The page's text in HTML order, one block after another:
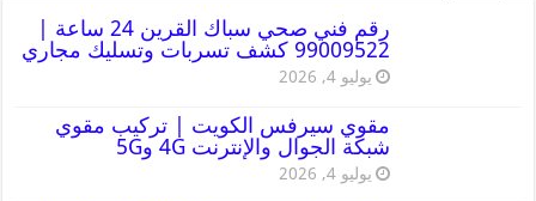
رقم فني صحي سباك القرين 24 ساعة |
99009522 كشف تسربات وتسليك مجاري
يوليو 4, 2026
مقوي سيرفس الكويت | تركيب مقوي
شبكة الجوال والإنترنت 4G و5G
يوليو 4, 2026